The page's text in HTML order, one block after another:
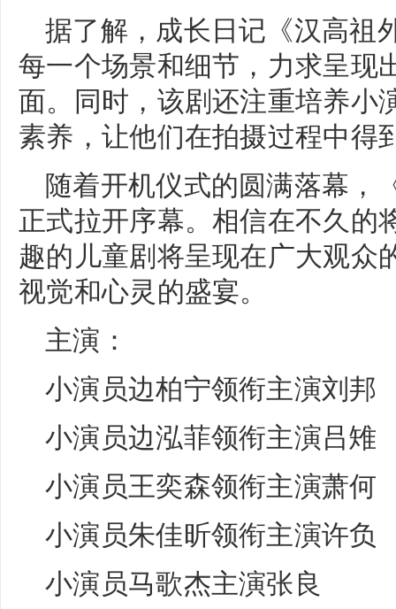
据了解，成长日记《汉高祖
每一个场景和细节，力求呈现
面。同时，该剧还注重培养小
素养，让他们在拍摄过程中得
随着开机仪式的圆满落幕，
正式拉开序幕。相信在不久的
趣的儿童剧将呈现在广大观众
视觉和心灵的盛宴。
主演：
小演员边柏宁领衔主演刘邦
小演员边泓菲领衔主演吕雉
小演员王奕森领衔主演萧何
小演员朱佳昕领衔主演许负
小演员马歌杰主演张良